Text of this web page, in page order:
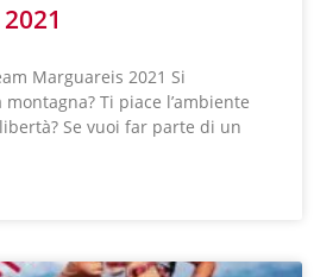
Marguareis 2021 Si
Ti piace l’ambiente
Se vuoi far parte di un